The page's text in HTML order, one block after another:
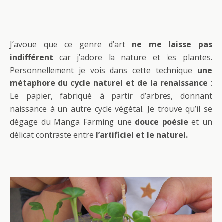
J’avoue que ce genre d’art ne me laisse pas
indifférent car j’adore la nature et les plantes.
Personnellement je vois dans cette technique une
métaphore du cycle naturel et de la renaissance :
Le papier, fabriqué à partir d’arbres, donnant
naissance à un autre cycle végétal. Je trouve qu’il se
dégage du Manga Farming une douce poésie et un
délicat contraste entre l’artificiel et le naturel.